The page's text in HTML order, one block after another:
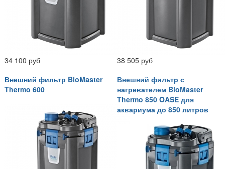
34 100 руб
38 505 руб
Внешний фильтр BioMaster
Thermo 600
Внешний фильтр с
нагревателем BioMaster
Thermo 850 OASE для
аквариума до 850 литров